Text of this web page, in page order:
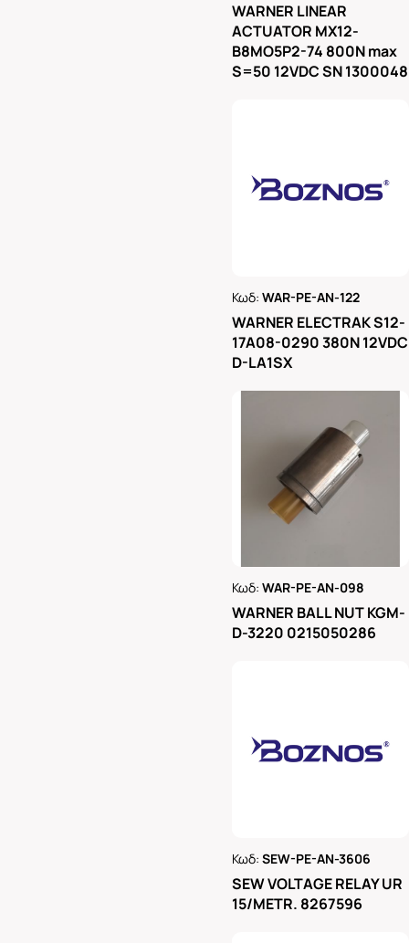
WARNER LINEAR
ACTUATOR MX12-
B8MO5P2-74 800N max
S=50 12VDC SN 1300048
Κωδ:WAR-PE-AN-122
WARNER ELECTRAK S12-
17A08-0290 380N 12VDC
D-LA1SX
Κωδ:WAR-PE-AN-098
WARNER BALL NUT KGM-
D-3220 0215050286
Κωδ:SEW-PE-AN-3606
SEW VOLTAGE RELAY UR
15/METR. 8267596